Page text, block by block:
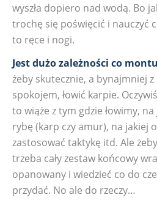
wyszła dopiero nad wodą. Bo
trochę się poświęcić i nauczyć
to ręce i nogi.
Jest dużo zależności co
żeby skutecznie, a bynajmniej
spokojem, łowić karpie.
to wiąże z tym gdzie łowimy,
rybę (karp czy amur), na jakiej
zastosować taktykę itd. Ale
trzeba cały zestaw końcowy
opanowany i wiedzieć co do
przydać. No ale do rzeczy…